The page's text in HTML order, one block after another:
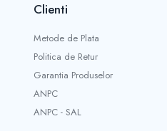
Clienti
Metode de Plata
Politica de Retur
Garantia Produselor
ANPC
ANPC - SAL